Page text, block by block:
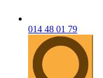
014 48 01 79